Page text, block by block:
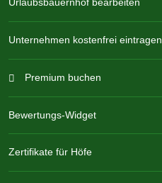
Urlaubsbauernhof bearbeiten
Unternehmen kostenfrei eintragen
Premium buchen
Bewertungs-Widget
Zertifikate für Höfe